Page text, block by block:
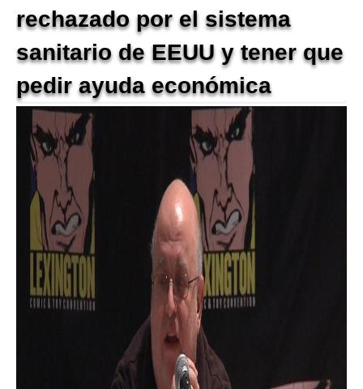
rechazado por el sistema
sanitario de EEUU y tener que
pedir ayuda económica